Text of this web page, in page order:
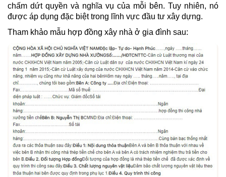
chấm dứt quyền và nghĩa vụ của mỗi bên. Tuy nhiên, nó
được áp dụng đặc biệt trong lĩnh vực đầu tư xây dựng.
Tham khảo mẫu hợp đồng xây nhà ở gia đình sau: